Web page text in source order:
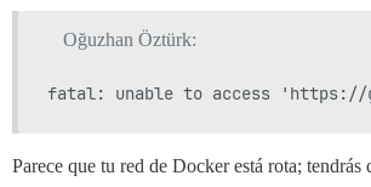
Oğuzhan Öztürk:
Parece que tu red de Docker está rota; tendrás